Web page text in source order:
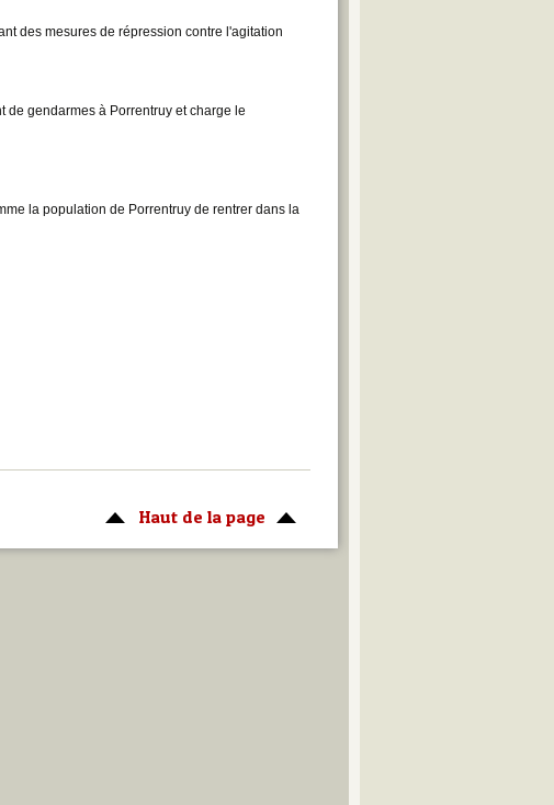
des mesures de répression contre l'agitation
gendarmes à Porrentruy et charge le
la population de Porrentruy de rentrer dans la
Haut de la page